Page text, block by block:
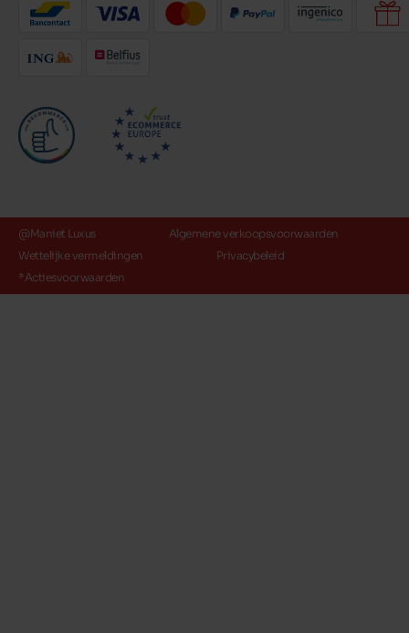
@Maniet Luxus
Algemene verkoopsvoorwaarden
Wettelijke vermeldingen
Privacybeleid
*Actiesvoorwaarden